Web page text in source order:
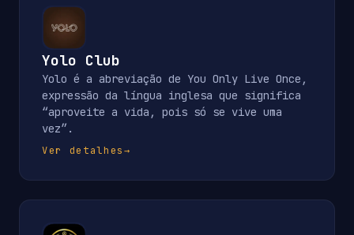
Yolo Club
Yolo é a abreviação de You Only Live Once,
expressão da língua inglesa que significa
“aproveite a vida, pois só se vive uma
vez”.
Ver detalhes→